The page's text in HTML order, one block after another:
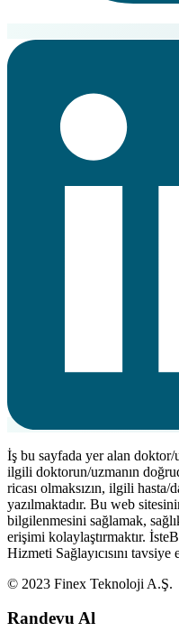
İş bu sayfada yer alan
ilgili doktorun/uzmanın
ricası olmaksızın, ilgili hasta/
yazılmaktadır. Bu web
bilgilenmesini sağlamak,
erişimi kolaylaştırmaktır.
Hizmeti Sağlayıcısını
© 2023 Finex Teknoloji A.Ş.
Randevu Al